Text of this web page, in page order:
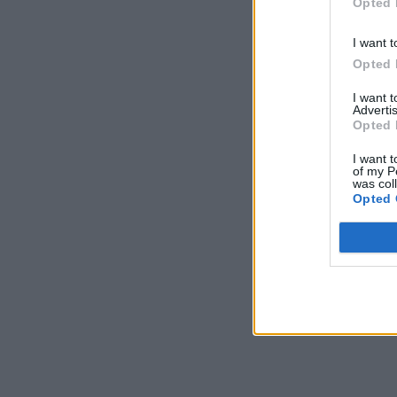
I want
Opted
I want
Opted
I want
of my
was
Opted